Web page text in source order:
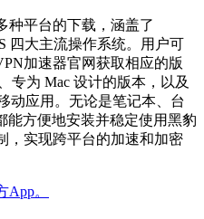
种平台的下载，涵盖了
四大主流操作系统。用户可
加速器官网获取相应的版
专为 Mac 设计的版本，以及
动应用。无论是笔记本、台
能方便地安装并稳定使用黑豹
，实现跨平台的加速和加密
。